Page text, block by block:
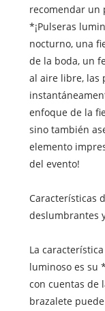
recomendar un
*¡Pulseras
nocturno, una
de la boda, un
al aire libre, las
enfoque de la
sino también
elemento
del evento!
Características
deslumbrantes
La
luminoso es su
con cuentas de
brazalete